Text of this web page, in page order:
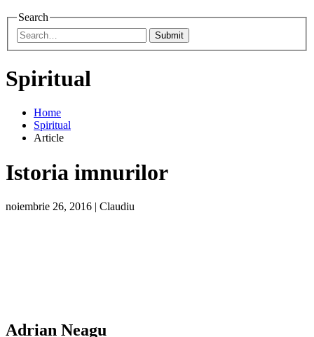
Search
Submit
Spiritual
Home
Spiritual
Article
Istoria imnurilor
noiembrie 26, 2016 | Claudiu
Adrian Neagu